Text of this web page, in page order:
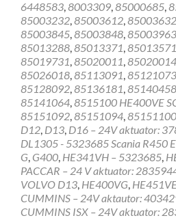
6448583,8003309,85000685,
85003232,85003612,85003632
85003845,85003848,85003963
85013288,85013371,85013571
85019731,85020011,85020014
85026018,85113091,85121073
85128092,85136181,85140458
85141064,8515100 HE400VE
85151092,85151094,85151100
D12, D13, D16 – 24V aktuator:
DL1305 - 5323685 Scania R450
G, G400, HE341VH – 5323685,
PACCAR – 24 V aktuator:
VOLVO D13, HE400VG,
CUMMINS – 24V aktautor:
CUMMINS ISX – 24V aktuator: